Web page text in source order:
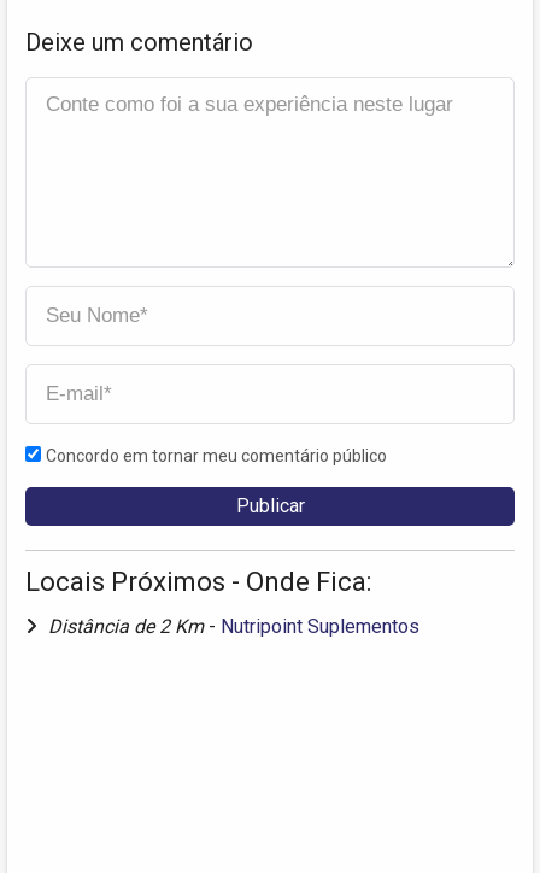
Deixe um comentário
Concordo em tornar meu comentário público
Locais Próximos - Onde Fica:
Distância de 2 Km - Nutripoint Suplementos